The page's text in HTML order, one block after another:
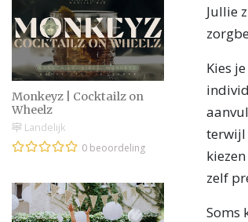
Monkeyz | Cocktailz on
Wheelz
Landelijk
0 beoordeling
Jullie
Kies
terwijl
zelf
Soms